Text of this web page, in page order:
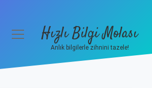
menüyüHızlı Bilgi Molası
Anlık bilgilerle zihnini tazele!